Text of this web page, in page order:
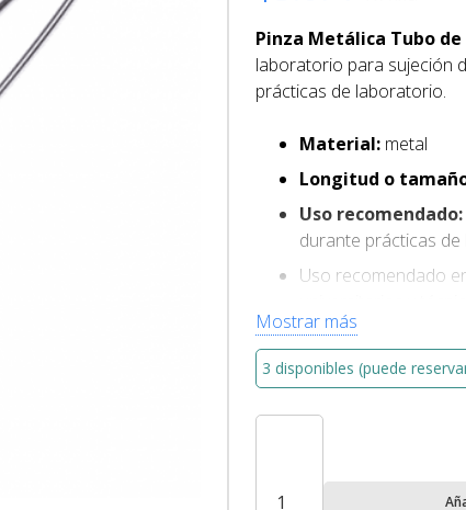
Pinza Metálica Tubo de
laboratorio para sujeción
prácticas de laboratorio.
Material:metal
Longitud o
Uso recomendado:
durante prácticas
Uso recomendado
Complemento para
manipulación de
Mostrar más
3 disponibles (puede